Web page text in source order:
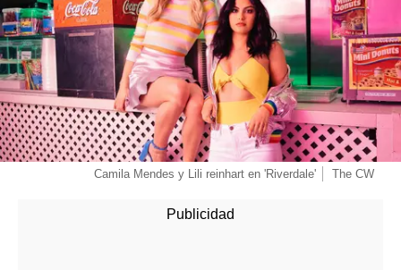
Camila Mendes y Lili reinhart en 'Riverdale' The CW